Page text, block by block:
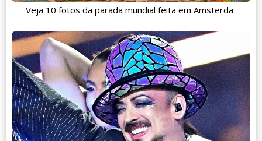
Veja 10 fotos da parada mundial feita em Amsterdã